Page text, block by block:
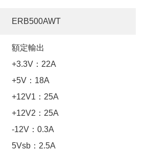
ERB500AWT
額定輸出
+3.3V：22A
+5V：18A
+12V1：25A
+12V2：25A
-12V：0.3A
5Vsb：2.5A